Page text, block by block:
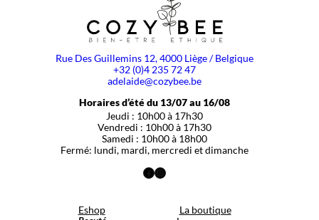
Rue Des Guillemins 12, 4000 Liège / Belgique
+32 (0)4 235 72 47
adelaide@cozybee.be
Horaires d’été du 13/07 au 16/08
Jeudi : 10h00 à 17h30
Vendredi : 10h00 à 17h30
Samedi : 10h00 à 18h00
Fermé: lundi, mardi, mercredi et dimanche
Facebook
Instagram
Eshop
La boutique